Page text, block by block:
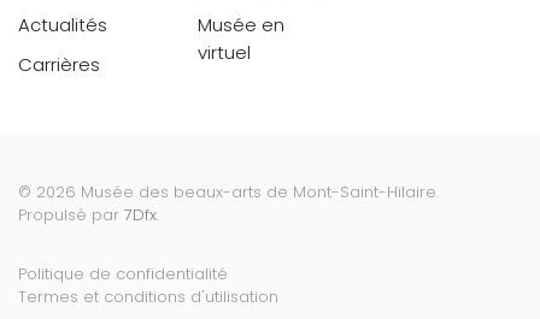
Actualités
Carrières
Musée en
virtuel
© 2026 Musée des beaux-arts de Mont-Saint-Hilaire.
Propulsé par 7Dfx.
Politique de confidentialité
Termes et conditions d'utilisation